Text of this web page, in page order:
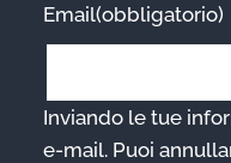
Email(obbligatorio)
Inviando le tue
e-mail. Puoi